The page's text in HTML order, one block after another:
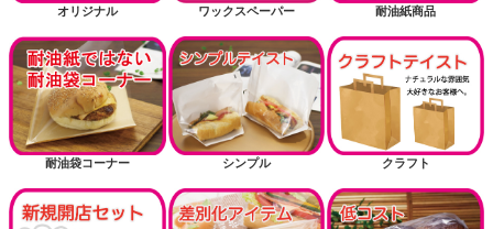
オリジナル ワックスペーパー 耐油紙商品
耐油袋コーナー シンプル クラフト